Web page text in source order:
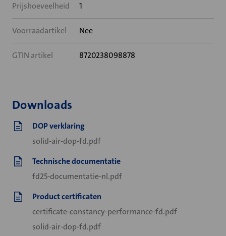
Prijshoeveelheid 1
Voorraadartikel Nee
GTIN artikel 8720238098878
Downloads
DOP verklaring
solid-air-dop-fd.pdf
Technische documentatie
fd25-documentatie-nl.pdf
Product certificaten
certificate-constancy-performance-fd.pdf
solid-air-dop-fd.pdf